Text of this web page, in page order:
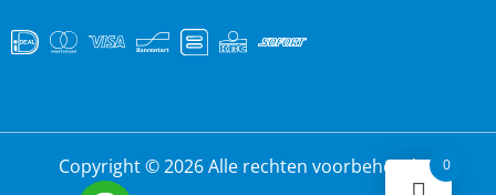
Copyright © 2026 Alle rechten voorbehouden 0